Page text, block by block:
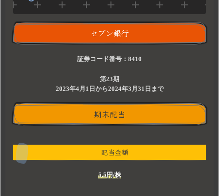
セブン銀行
証券コード番号：8410
第23期
2023年4月1日から2024年3月31日まで
期末配当
配当金額
5.5円/株